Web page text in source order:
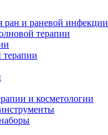
ран и раневой инфекции
терапии
терапии
и косметологии